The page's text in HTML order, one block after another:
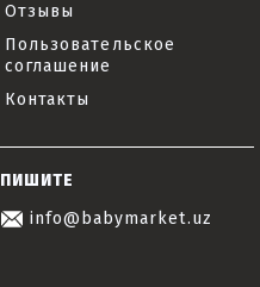
Отзывы
Пользовательское
соглашение
Контакты
ПИШИТЕ
info@babymarket.uz